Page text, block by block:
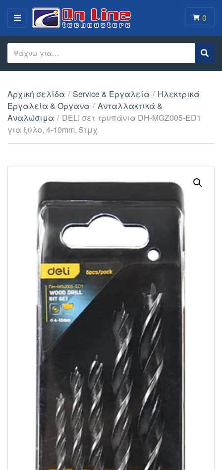
MENU
Category name
Search text
0
Αρχική σελίδα / Service & Εργαλεία / Ηλεκτρικά
Εργαλεία & Όργανα / Ανταλλακτικά &
Αναλώσιμα / DELI σετ τρυπάνια DH-MGZ005-ED1
για ξύλο, 4-10mm, 5τμχ